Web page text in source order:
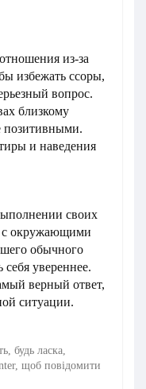
из-за
избежать ссоры,
вопрос.
близкому
позитивными.
и наведения
своих
с окружающими
обычного
увереннее.
верный ответ,
ситуации.
будь ласка,
щоб повідомити